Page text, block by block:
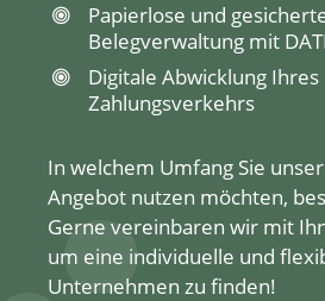
Papierlose und
Belegverwaltung mit
Digitale Abwicklung Ihres
Zahlungsverkehrs
In welchem Umfang Sie
Angebot nutzen möchten,
Gerne vereinbaren wir mit
um eine individuelle und
Unternehmen zu finden!